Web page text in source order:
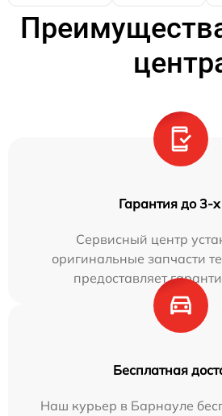
Гарантия до 3-х
Сервисный центр
оригинальные запчасти
предоставляет
Бесплатная
Наш курьер в Барнауле